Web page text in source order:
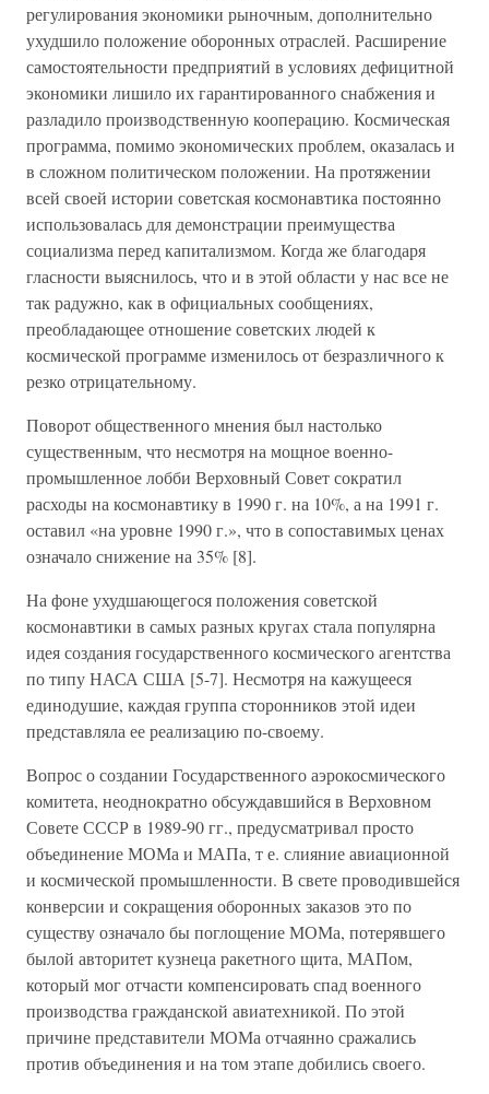
регулирования экономики рыночным, дополнительно
ухудшило положение оборонных отраслей. Расширение
самостоятельности предприятий в условиях дефицитной
экономики лишило их гарантированного снабжения и
разладило производственную кооперацию. Космическая
программа, помимо экономических проблем, оказалась и
в сложном политическом положении. На протяжении
всей своей истории советская космонавтика постоянно
использовалась для демонстрации преимущества
социализма перед капитализмом. Когда же благодаря
гласности выяснилось, что и в этой области у нас все не
так радужно, как в официальных сообщениях,
преобладающее отношение советских людей к
космической программе изменилось от безразличного к
резко отрицательному.
Поворот общественного мнения был настолько
существенным, что несмотря на мощное военно-
промышленное лобби Верховный Совет сократил
расходы на космонавтику в 1990 г. на 10%, а на 1991 г.
оставил «на уровне 1990 г.», что в сопоставимых ценах
означало снижение на 35% [8].
На фоне ухудшающегося положения советской
космонавтики в самых разных кругах стала популярна
идея создания государственного космического агентства
по типу НАСА США [5-7]. Несмотря на кажущееся
единодушие, каждая группа сторонников этой идеи
представляла ее реализацию по-своему.
Вопрос о создании Государственного аэрокосмического
комитета, неоднократно обсуждавшийся в Верховном
Совете СССР в 1989-90 гг., предусматривал просто
объединение МОМа и МАПа, т е. слияние авиационной
и космической промышленности. В свете проводившейся
конверсии и сокращения оборонных заказов это по
существу означало бы поглощение МОМа, потерявшего
былой авторитет кузнеца ракетного щита, МАПом,
который мог отчасти компенсировать спад военного
производства гражданской авиатехникой. По этой
причине представители МОМа отчаянно сражались
против объединения и на том этапе добились своего.